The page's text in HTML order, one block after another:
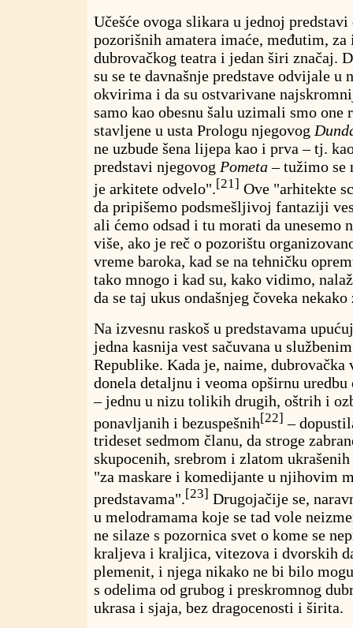
Učešće ovoga slikara u jednoj
pozorišnih amatera imaće, međutim,
dubrovačkog teatra i jedan širi značaj.
su se te davnašnje predstave odvijale u
okvirima i da su ostvarivane
samo kao obesnu šalu uzimali smo
stavljene u usta Prologu njegovog
ne uzbude šena lijepa kao i prva – tj.
predstavi njegovog Pometa –tužimo se
je arkitete odvelo".[21] Ove "arhitekte
da pripišemo podsmešljivoj fantaziji
ali ćemo odsad i tu morati da unesemo
više, ako je reč o pozorištu
vreme baroka, kad se na tehničku
tako mnogo i kad su, kako vidimo,
da se taj ukus ondašnjeg čoveka
Na izvesnu raskoš u predstavama
jedna kasnija vest sačuvana u
Republike. Kada je, naime, dubrovačka
donela detaljnu i veoma opširnu
– jednu u nizu tolikih drugih, oštrih i
ponavljanih i bezuspešnih[22] –
trideset sedmom članu, da stroge
skupocenih, srebrom i zlatom
"za maskare i komedijante u njihovim
predstavama".[23] Drugojačije se,
u melodramama koje se tad vole
ne silaze s pozornica svet o kome se
kraljeva i kraljica, vitezova i dvorskih
plemenit, i njega nikako ne bi bilo
s odelima od grubog i preskromnog
ukrasa i sjaja, bez dragocenosti i širita.